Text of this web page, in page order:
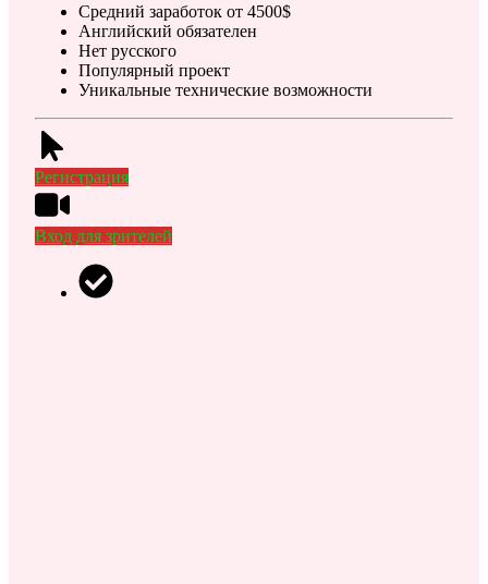
Средний заработок от 4500$
Английский обязателен
Нет русского
Популярный проект
Уникальные технические возможности
Регистрация
Вход для зрителей